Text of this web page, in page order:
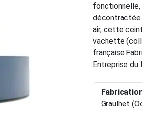
fonctionnelle,
décontractée
air, cette
vachette
Entreprise du
Graulhet